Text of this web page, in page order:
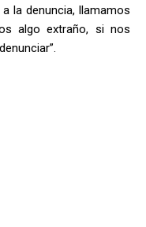
la denuncia, llamamos
algo extraño, si nos